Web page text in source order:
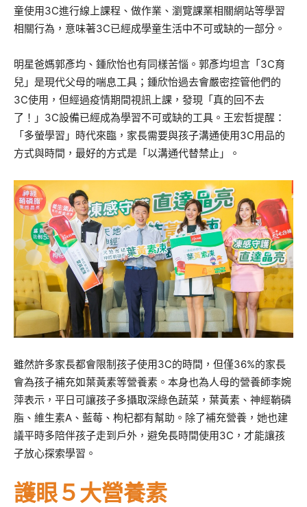
童使用3C進行線上課程、做作業、瀏覽課業相關網站等學習
相關行為，意味著3C已經成學童生活中不可或缺的一部分。
明星爸媽郭彥均、鍾欣怡也有同樣苦惱。郭彥均坦言「3C育
兒」是現代父母的喘息工具；鍾欣怡過去會嚴密控管他們的
3C使用，但經過疫情期間視訊上課，發現「真的回不去
了！」3C設備已經成為學習不可或缺的工具。王宏哲提醒：
「多螢學習」時代來臨，家長需要與孩子溝通使用3C用品的
方式與時間，最好的方式是「以溝通代替禁止」。
雖然許多家長都會限制孩子使用3C的時間，但僅36%的家長
會為孩子補充如葉黃素等營養素。本身也為人母的營養師李婉
萍表示，平日可讓孩子多攝取深綠色蔬菜，葉黃素、神經鞘磷
脂、維生素A、藍莓、枸杞都有幫助。除了補充營養，她也建
議平時多陪伴孩子走到戶外，避免長時間使用3C，才能讓孩
子放心探索學習。
護眼５大營養素